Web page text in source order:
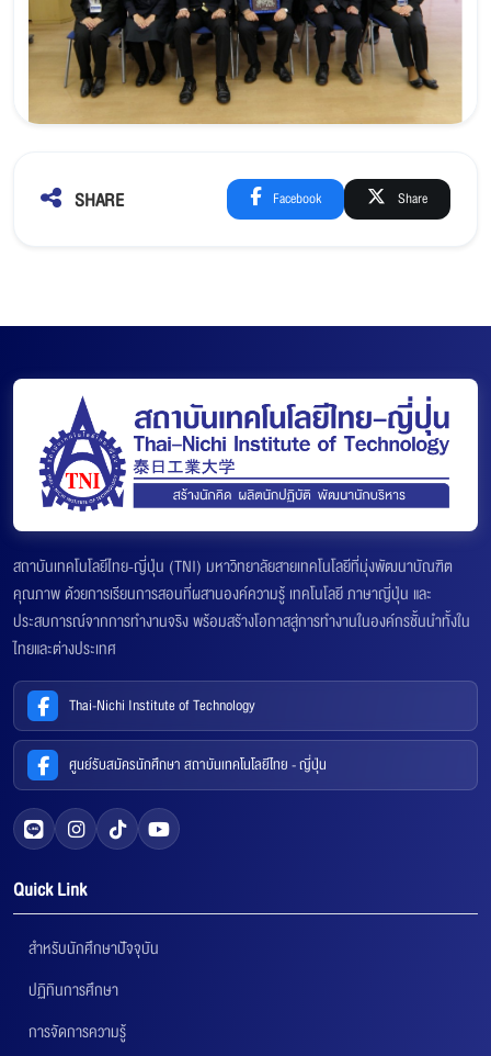
SHARE Facebook Share
สถาบันเทคโนโลยีไทย-ญี่ปุ่น (TNI) มหาวิทยาลัยสายเทคโนโลยีที่มุ่งพัฒนาบัณฑิต
คุณภาพ ด้วยการเรียนการสอนที่ผสานองค์ความรู้ เทคโนโลยี ภาษาญี่ปุ่น และ
ประสบการณ์จากการทำงานจริง พร้อมสร้างโอกาสสู่การทำงานในองค์กรชั้นนำทั้งใน
ไทยและต่างประเทศ
Thai-Nichi Institute of Technology
ศูนย์รับสมัครนักศึกษา สถาบันเทคโนโลยีไทย - ญี่ปุ่น
Quick Link
สำหรับนักศึกษาปัจจุบัน
ปฏิทินการศึกษา
การจัดการความรู้